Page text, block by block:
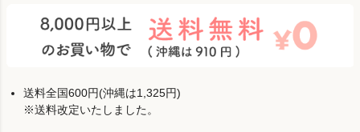
送料全国600円(沖縄は1,325円)
※送料改定いたしました。